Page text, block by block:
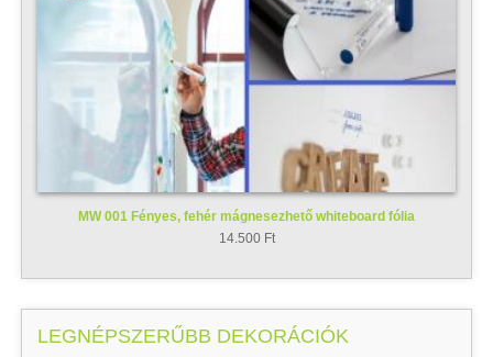
MW 001 Fényes, fehér mágnesezhető whiteboard fólia
14.500 Ft
LEGNÉPSZERŰBB DEKORÁCIÓK